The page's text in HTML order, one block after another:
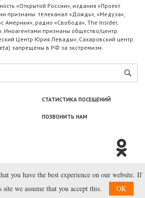
«Открытой России», издания «Проект
признаны: телеканал «Дождь», «Медуза»,
Америки», радио «Свобода», The Insider,
признаны общество/центр
Центр Юрия Левады», Сахаровский центр.
запрещены в РФ за экстремизм.
СТАТИСТИКА ПОСЕЩЕНИЙ
ПОЗВОНИТЬ НАМ
Новоcтей», 2003—2026.
you have the best experience on our website. If
we assume that you accept this.
OK